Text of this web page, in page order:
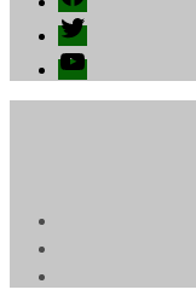
Twitter
YouTube